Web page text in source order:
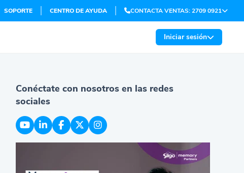
SOPORTE CENTRO DE AYUDA CONTACTA VENTAS: 2709 0921
Iniciar sesión
Conéctate con nosotros en las redes
sociales